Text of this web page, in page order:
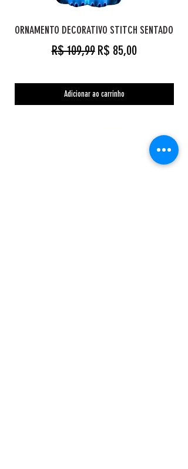
ORNAMENTO DECORATIVO STITCH SENTADO
Preço normal
R$ 109,99 Preço promocional
R$ 85,00
Adicionar ao carrinho